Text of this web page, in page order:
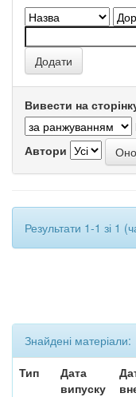
Вивести на
Автори
Результати 1-1 зі 1
Знайдені матеріали:
Тип
Дата
випуску